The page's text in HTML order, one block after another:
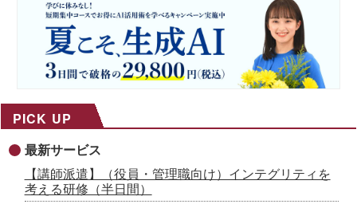
PICK UP
最新サービス
【講師派遣】（役員・管理職向け）インテグリティを
考える研修（半日間）